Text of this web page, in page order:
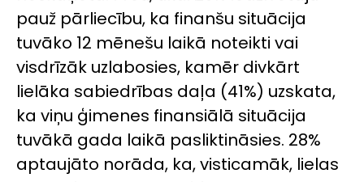
pauž pārliecību, ka finanšu situācija
tuvāko 12 mēnešu laikā noteikti vai
visdrīzāk uzlabosies, kamēr divkārt
lielāka sabiedrības daļa (41%) uzskata,
ka viņu ģimenes finansiālā situācija
tuvākā gada laikā pasliktināsies. 28%
aptaujāto norāda, ka, visticamāk, lielas